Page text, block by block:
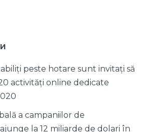
peste hotare sunt invitați să
activități online dedicate
a campaniilor de
la 12 miliarde de dolari în